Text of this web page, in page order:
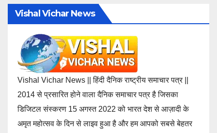
Vishal Vichar News
Vishal Vichar News || हिंदी दैनिक राष्ट्रीय समाचार पत्र ||
2014 से प्रसारित होने वाला दैनिक समाचार पत्र है जिसका
डिजिटल संस्करण 15 अगस्त 2022 को भारत देश से आज़ादी के
अमृत महोत्सव के दिन से लाइव हुआ है और हम आपको सबसे बेहतर